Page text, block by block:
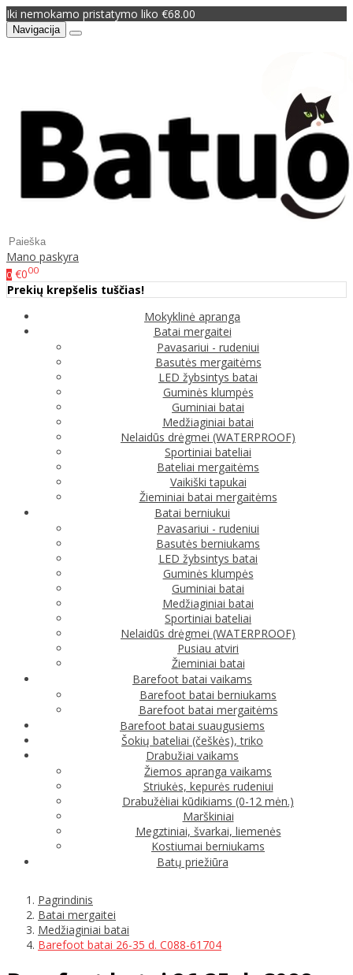
Iki nemokamo pristatymo liko €68.00
Navigacija
Mano paskyra
0 €000
Prekių krepšelis tuščias!
Mokyklinė apranga
Batai mergaitei
Pavasariui - rudeniui
Basutės mergaitėms
LED žybsintys batai
Guminės klumpės
Guminiai batai
Medžiaginiai batai
Nelaidūs drėgmei (WATERPROOF)
Sportiniai bateliai
Bateliai mergaitėms
Vaikiški tapukai
Žieminiai batai mergaitėms
Batai berniukui
Pavasariui - rudeniui
Basutės berniukams
LED žybsintys batai
Guminės klumpės
Guminiai batai
Medžiaginiai batai
Sportiniai bateliai
Nelaidūs drėgmei (WATERPROOF)
Pusiau atviri
Žieminiai batai
Barefoot batai vaikams
Barefoot batai berniukams
Barefoot batai mergaitėms
Barefoot batai suaugusiems
Šokių bateliai (češkės), triko
Drabužiai vaikams
Žiemos apranga vaikams
Striukės, kepurės rudeniui
Drabužėliai kūdikiams (0-12 mėn.)
Marškiniai
Megztiniai, švarkai, liemenės
Kostiumai berniukams
Batų priežiūra
Pagrindinis
Batai mergaitei
Medžiaginiai batai
Barefoot batai 26-35 d. C088-61704